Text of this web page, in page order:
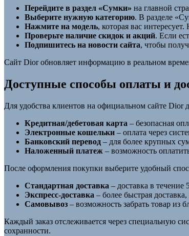
Перейдите в раздел «Сумки» на главной
Выберите нужную категорию. В разделе
Нажмите на модель, которая вас
Проверьте наличие скидок и акций. Если
Подпишитесь на новости сайта, чтобы
Сайт Dior обновляет информацию в реальном
Доступные способы оплаты и
Для удобства клиентов на официальном сайте
Кредитная/дебетовая карта – безопасная
Электронные кошельки – оплата через
Банковский перевод – для более крупных
Наложенный платеж – возможность
После оформления покупки выберите удобный
Стандартная доставка – доставка в
Экспресс-доставка – более быстрая
Самовывоз – возможность забрать товар из
Каждый заказ отслеживается через специальную
сохранности.